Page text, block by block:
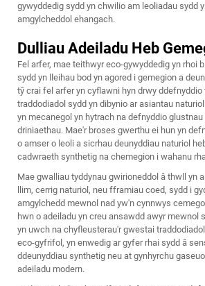
gywyddedig sydd yn chwilio am leoliadau sydd
amgylcheddol ehangach.
Dulliau Adeiladu Heb
Fel arfer, mae teithwyr eco-gywyddedig yn rhoi
sydd yn lleihau bod yn agored i gemegion a
tŷ crai fel arfer yn cyflawni hyn drwy
traddodiadol sydd yn dibynio ar asiantau
yn mecanegol yn hytrach na defnyddio
driniaethau. Mae'r broses gwerthu ei hun yn
o amser o leoli a sicrhau deunyddiau naturiol
cadwraeth synthetig na chemegion i wahanu
Mae gwalliau tyddynau gwirioneddol â thwll yn
llim, cerrig naturiol, neu fframiau coed, sydd i
amgylchedd mewnol nad yw'n cynnwys
hwn o adeiladu yn creu ansawdd awyr mewnol
yn uwch na chyfleusterau'r gwestai
eco-gyfrifol, yn enwedig ar gyfer rhai sydd â
ddeunyddiau synthetig neu at gynhyrchu
adeiladu modern.